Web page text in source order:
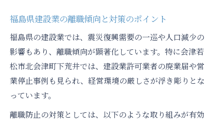
福島県建設業の離職傾向と対策のポイント
福島県の建設業では、震災復興需要の一巡や人口減少の
影響もあり、離職傾向が顕著化しています。特に会津若
松市北会津町下荒井では、建設業許可業者の廃業届や営
業停止事例も見られ、経営環境の厳しさが浮き彫りとな
っています。
離職防止の対策としては、以下のような取り組みが有効